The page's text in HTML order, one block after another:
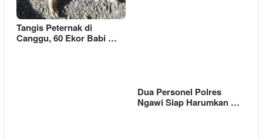
Tangis Peternak di
Canggu, 60 Ekor Babi …
Dua Personel Polres
Ngawi Siap Harumkan …